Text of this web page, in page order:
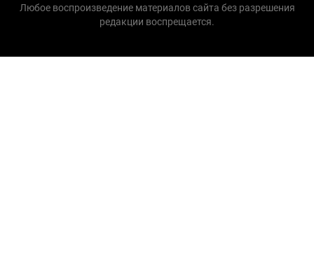
Любое воспроизведение материалов сайта без разрешения
редакции воспрещается.